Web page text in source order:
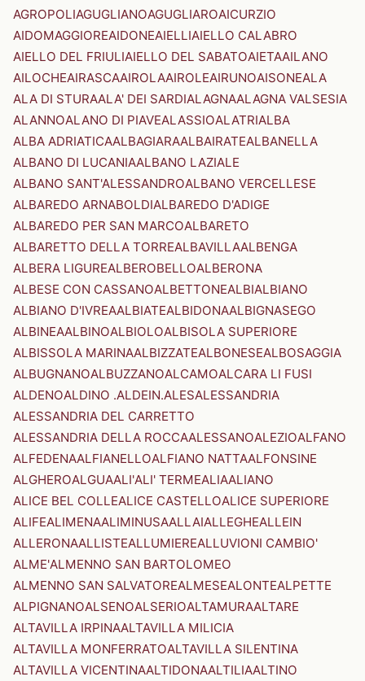
AGROPOLIAGUGLIANOAGUGLIAROAICURZIO
AIDOMAGGIOREAIDONEAIELLIAIELLO CALABRO
AIELLO DEL FRIULIAIELLO DEL SABATOAIETAAILANO
AILOCHEAIRASCAAIROLAAIROLEAIRUNOAISONEALA
ALA DI STURAALA' DEI SARDIALAGNAALAGNA VALSESIA
ALANNOALANO DI PIAVEALASSIOALATRIALBA
ALBA ADRIATICAALBAGIARAALBAIRATEALBANELLA
ALBANO DI LUCANIAALBANO LAZIALE
ALBANO SANT'ALESSANDROALBANO VERCELLESE
ALBAREDO ARNABOLDIALBAREDO D'ADIGE
ALBAREDO PER SAN MARCOALBARETO
ALBARETTO DELLA TORREALBAVILLAALBENGA
ALBERA LIGUREALBEROBELLOALBERONA
ALBESE CON CASSANOALBETTONEALBIALBIANO
ALBIANO D'IVREAALBIATEALBIDONAALBIGNASEGO
ALBINEAALBINOALBIOLOALBISOLA SUPERIORE
ALBISSOLA MARINAALBIZZATEALBONESEALBOSAGGIA
ALBUGNANOALBUZZANOALCAMOALCARA LI FUSI
ALDENOALDINO .ALDEIN.ALESALESSANDRIA
ALESSANDRIA DEL CARRETTO
ALESSANDRIA DELLA ROCCAALESSANOALEZIOALFANO
ALFEDENAALFIANELLOALFIANO NATTAALFONSINE
ALGHEROALGUAALI'ALI' TERMEALIAALIANO
ALICE BEL COLLEALICE CASTELLOALICE SUPERIORE
ALIFEALIMENAALIMINUSAALLAIALLEGHEALLEIN
ALLERONAALLISTEALLUMIEREALLUVIONI CAMBIO'
ALME'ALMENNO SAN BARTOLOMEO
ALMENNO SAN SALVATOREALMESEALONTEALPETTE
ALPIGNANOALSENOALSERIOALTAMURAALTARE
ALTAVILLA IRPINAALTAVILLA MILICIA
ALTAVILLA MONFERRATOALTAVILLA SILENTINA
ALTAVILLA VICENTINAALTIDONAALTILIAALTINO